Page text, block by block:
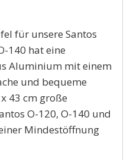
für unsere Santos
140 hat eine
Aluminium mit einem
und bequeme
43 cm große
O-120, O-140 und
Mindestöffnung